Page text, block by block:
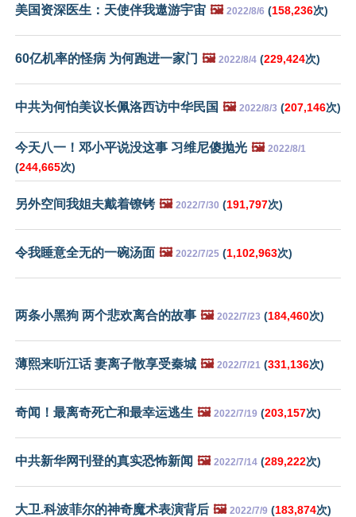
美国资深医生：天使伴我遨游宇宙 🖼️ 2022/8/6 (158,236次)
60亿机率的怪病 为何跑进一家门 🖼️ 2022/8/4 (229,424次)
中共为何怕美议长佩洛西访中华民国 🖼️ 2022/8/3 (207,146次)
今天八一！邓小平说没这事 习维尼傻抛光 🖼️ 2022/8/1
(244,665次)
另外空间我姐夫戴着镣铐 🖼️ 2022/7/30 (191,797次)
令我睡意全无的一碗汤面 🖼️ 2022/7/25 (1,102,963次)
两条小黑狗 两个悲欢离合的故事 🖼️ 2022/7/23 (184,460次)
薄熙来听江话 妻离子散享受秦城 🖼️ 2022/7/21 (331,136次)
奇闻！最离奇死亡和最幸运逃生 🖼️ 2022/7/19 (203,157次)
中共新华网刊登的真实恐怖新闻 🖼️ 2022/7/14 (289,222次)
大卫.科波菲尔的神奇魔术表演背后 🖼️ 2022/7/9 (183,874次)